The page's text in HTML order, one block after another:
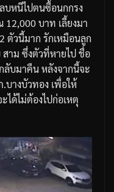
บหนีไปตนซื้อนกกรง
12,000บาท เลี้ยงมา
2 ตัวนี้มาก รักเหมือนลูก
สาม ซึ่งตัวที่หายไปชื่อ
ลับมาคืนหลังจากนี้จะ
.บางบัวทอง เพื่อให้
ได้ไม่ต้องไปก่อเหตุ